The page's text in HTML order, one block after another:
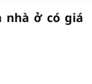
nhà ở có giá